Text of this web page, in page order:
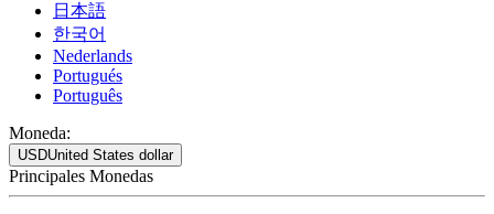
日本語
한국어
Nederlands
Portugués
Português
Moneda:
USDUnited States dollar
Principales Monedas